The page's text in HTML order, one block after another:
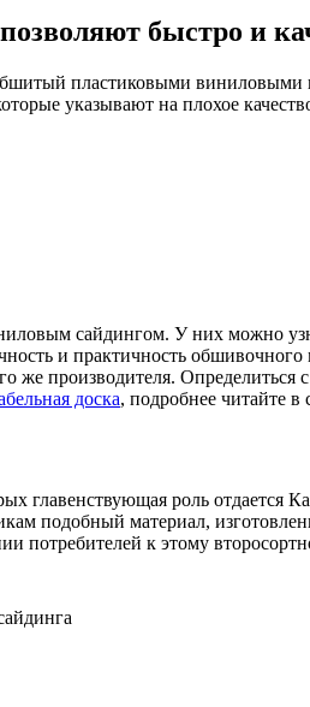
быстро и
пластиковыми виниловыми
указывают на плохое
сайдингом. У них можно
и практичность обшивочного
же производителя.
доска, подробнее читайте в
главенствующая роль
подобный материал,
потребителей к этому